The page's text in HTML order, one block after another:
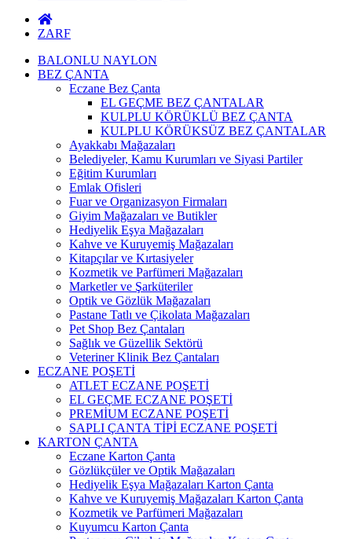
ZARF
BALONLU NAYLON
BEZ ÇANTA
Eczane Bez Çanta
EL GEÇME BEZ ÇANTALAR
KULPLU KÖRÜKLÜ BEZ ÇANTA
KULPLU KÖRÜKSÜZ BEZ ÇANTALAR
Ayakkabı Mağazaları
Belediyeler, Kamu Kurumları ve Siyasi Partiler
Eğitim Kurumları
Emlak Ofisleri
Fuar ve Organizasyon Firmaları
Giyim Mağazaları ve Butikler
Hediyelik Eşya Mağazaları
Kahve ve Kuruyemiş Mağazaları
Kitapçılar ve Kırtasiyeler
Kozmetik ve Parfümeri Mağazaları
Marketler ve Şarküteriler
Optik ve Gözlük Mağazaları
Pastane Tatlı ve Çikolata Mağazaları
Pet Shop Bez Çantaları
Sağlık ve Güzellik Sektörü
Veteriner Klinik Bez Çantaları
ECZANE POŞETİ
ATLET ECZANE POŞETİ
EL GEÇME ECZANE POŞETİ
PREMİUM ECZANE POŞETİ
SAPLI ÇANTA TİPİ ECZANE POŞETİ
KARTON ÇANTA
Eczane Karton Çanta
Gözlükçüler ve Optik Mağazaları
Hediyelik Eşya Mağazaları Karton Çanta
Kahve ve Kuruyemiş Mağazaları Karton Çanta
Kozmetik ve Parfümeri Mağazaları
Kuyumcu Karton Çanta